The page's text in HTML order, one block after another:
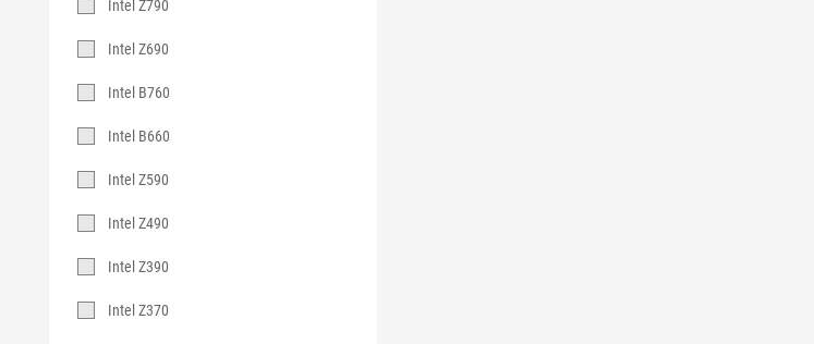
Intel Z790
Intel Z690
Intel B760
Intel B660
Intel Z590
Intel Z490
Intel Z390
Intel Z370